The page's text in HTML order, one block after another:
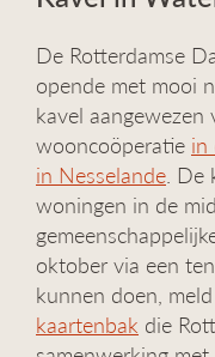
De Rotterdamse
opende met mooi
kavel
wooncoöperatie in
in Nesselande .
woningen in de
oktober via een
kunnen doen,
kaartenbak die